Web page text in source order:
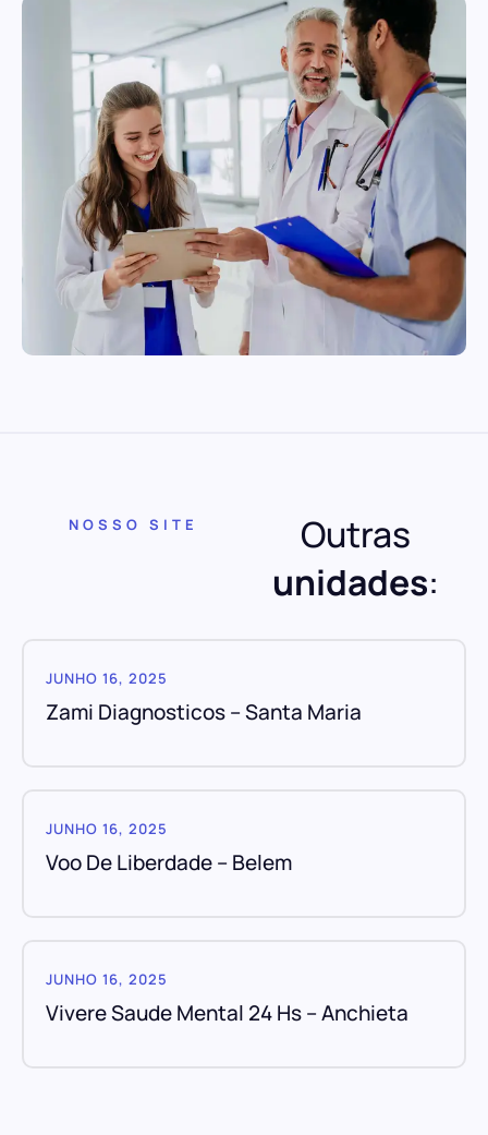
NOSSO SITE
Outras
unidades:
JUNHO 16, 2025
Zami Diagnosticos – Santa Maria
JUNHO 16, 2025
Voo De Liberdade – Belem
JUNHO 16, 2025
Vivere Saude Mental 24 Hs – Anchieta